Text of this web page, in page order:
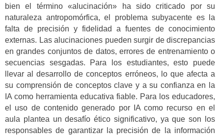
bien el término «alucinación» ha sido criticado por su
naturaleza antropomórfica, el problema subyacente es la
falta de precisión y fidelidad a fuentes de conocimiento
externas. Las alucinaciones pueden surgir de discrepancias
en grandes conjuntos de datos, errores de entrenamiento o
secuencias sesgadas. Para los estudiantes, esto puede
llevar al desarrollo de conceptos erróneos, lo que afecta a
su comprensión de conceptos clave y a su confianza en la
IA como herramienta educativa fiable. Para los educadores,
el uso de contenido generado por IA como recurso en el
aula plantea un desafío ético significativo, ya que son los
responsables de garantizar la precisión de la información